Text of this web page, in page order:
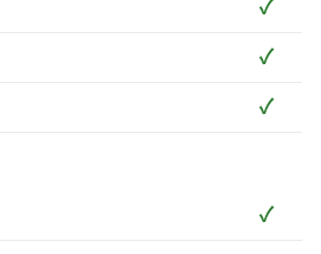
✓
✓
✓
✓